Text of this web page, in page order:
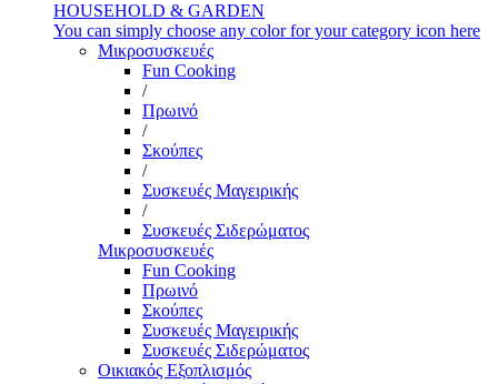
HOUSEHOLD & GARDEN
You can simply choose any color for your category icon here
Μικροσυσκευές
Fun Cooking
/
Πρωινό
/
Σκούπες
/
Συσκευές Μαγειρικής
/
Συσκευές Σιδερώματος
Μικροσυσκευές
Fun Cooking
Πρωινό
Σκούπες
Συσκευές Μαγειρικής
Συσκευές Σιδερώματος
Οικιακός Εξοπλισμός